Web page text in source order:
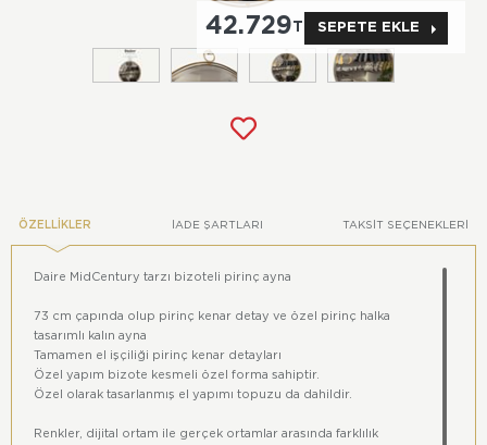
42.729TL SEPETE EKLE
ÖZELLIKLER İADE ŞARTLARI TAKSIT SEÇENEKLERI
Daire MidCentury tarzı bizoteli pirinç ayna
73 cm çapında olup pirinç kenar detay ve özel pirinç halka
tasarımlı kalın ayna
Tamamen el işçiliği pirinç kenar detayları
Özel yapım bizote kesmeli özel forma sahiptir.
Özel olarak tasarlanmış el yapımı topuzu da dahildir.
Renkler, dijital ortam ile gerçek ortamlar arasında farklılık